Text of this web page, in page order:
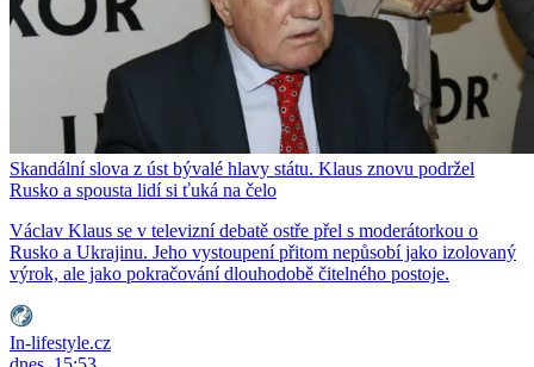
Skandální slova z úst bývalé hlavy státu. Klaus znovu podržel
Rusko a spousta lidí si ťuká na čelo
Václav Klaus se v televizní debatě ostře přel s moderátorkou o
Rusko a Ukrajinu. Jeho vystoupení přitom nepůsobí jako izolovaný
výrok, ale jako pokračování dlouhodobě čitelného postoje.
In-lifestyle.cz